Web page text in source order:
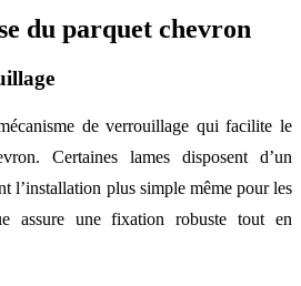
du parquet chevron
de verrouillage qui facilite le
Certaines lames disposent d’un
l’installation plus simple même pour les
assure une fixation robuste tout en